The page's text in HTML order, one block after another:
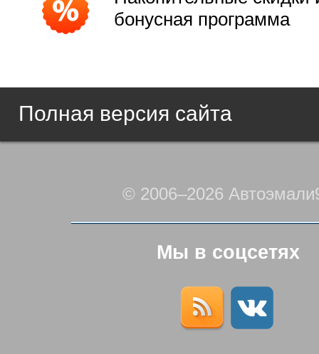
бонусная программа
Полная версия сайта
© 2006–2026
Мы в соцсетях